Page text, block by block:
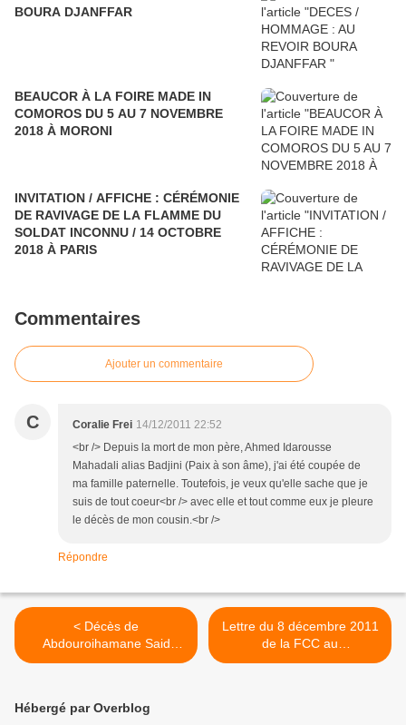
BOURA DJANFFAR
BEAUCOR À LA FOIRE MADE IN
COMOROS DU 5 AU 7 NOVEMBRE
2018 À MORONI
INVITATION / AFFICHE : CÉRÉMONIE
DE RAVIVAGE DE LA FLAMME DU
SOLDAT INCONNU / 14 OCTOBRE
2018 À PARIS
Commentaires
Ajouter un commentaire
C Coralie Frei 14/12/2011 22:52
<br /> Depuis la mort de mon père, Ahmed Idarousse
Mahadali alias Badjini (Paix à son âme), j'ai été coupée de
ma famille paternelle. Toutefois, je veux qu'elle sache que je
suis de tout coeur<br /> avec elle et tout comme eux je pleure
le décès de mon cousin.<br />
Répondre
< Décès de
Abdouroihamane Said
Omar (Poupée), un fervent
Lettre du 8 décembre 2011
de la FCC au
gouvernement de l'union
Hébergé par Overblog